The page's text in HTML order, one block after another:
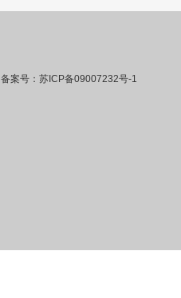
备案号：苏ICP备09007232号-1